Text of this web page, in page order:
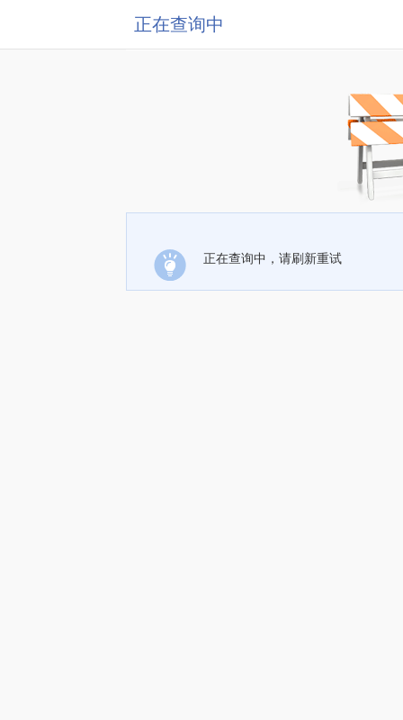
正在查询中
正在查询中，请刷新重试